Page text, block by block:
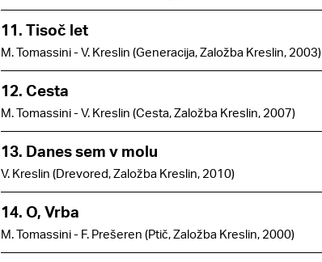
11. Tisoč let
M. Tomassini - V. Kreslin (Generacija, Založba Kreslin, 2003)
12. Cesta
M. Tomassini - V. Kreslin (Cesta, Založba Kreslin, 2007)
13. Danes sem v molu
V. Kreslin (Drevored, Založba Kreslin, 2010)
14. O, Vrba
M. Tomassini - F. Prešeren (Ptič, Založba Kreslin, 2000)